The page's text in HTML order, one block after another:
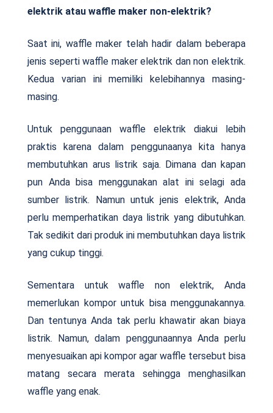
elektrik atau waffle maker non-elektrik?
Saat ini, waffle maker telah hadir dalam beberapa
jenis seperti waffle maker elektrik dan non elektrik.
Kedua varian ini memiliki kelebihannya masing-
masing.
Untuk penggunaan waffle elektrik diakui lebih
praktis karena dalam penggunaanya kita hanya
membutuhkan arus listrik saja. Dimana dan kapan
pun Anda bisa menggunakan alat ini selagi ada
sumber listrik. Namun untuk jenis elektrik, Anda
perlu memperhatikan daya listrik yang dibutuhkan.
Tak sedikit dari produk ini membutuhkan daya listrik
yang cukup tinggi.
Sementara untuk waffle non elektrik, Anda
memerlukan kompor untuk bisa menggunakannya.
Dan tentunya Anda tak perlu khawatir akan biaya
listrik. Namun, dalam penggunaannya Anda perlu
menyesuaikan api kompor agar waffle tersebut bisa
matang secara merata sehingga menghasilkan
waffle yang enak.